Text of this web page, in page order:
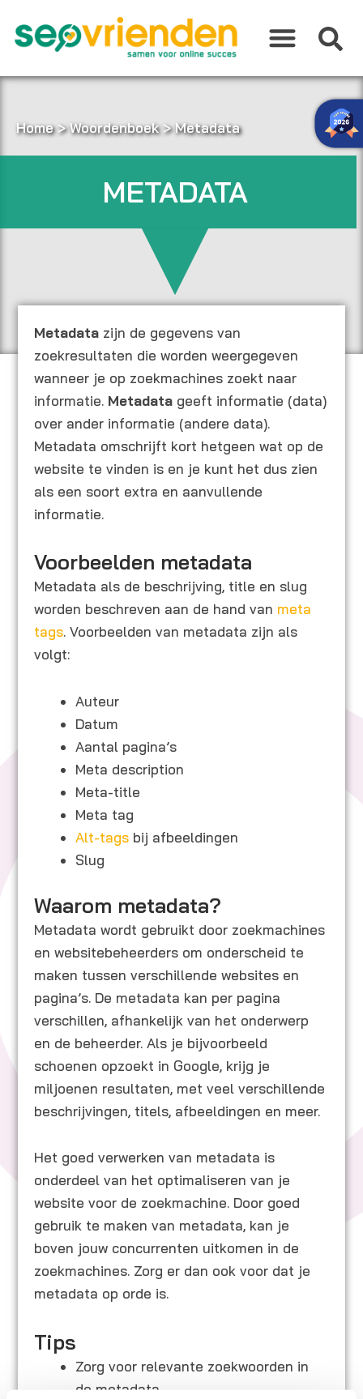
naar
inhoud
Home>Woordenboek>Metadata
METADATA
Metadata zijn de gegevens van
zoekresultaten die worden weergegeven
wanneer je op zoekmachines zoekt naar
informatie. Metadata geeft informatie (data)
over ander informatie (andere data).
Metadata omschrijft kort hetgeen wat op de
website te vinden is en je kunt het dus zien
als een soort extra en aanvullende
informatie.
Voorbeelden metadata
Metadata als de beschrijving, title en slug
worden beschreven aan de hand van meta
tags. Voorbeelden van metadata zijn als
volgt:
Auteur
Datum
Aantal pagina’s
Meta description
Meta-title
Meta tag
Alt-tags bij afbeeldingen
Slug
Waarom metadata?
Metadata wordt gebruikt door zoekmachines
en websitebeheerders om onderscheid te
maken tussen verschillende websites en
pagina’s. De metadata kan per pagina
verschillen, afhankelijk van het onderwerp
en de beheerder. Als je bijvoorbeeld
schoenen opzoekt in Google, krijg je
miljoenen resultaten, met veel verschillende
beschrijvingen, titels, afbeeldingen en meer.
Het goed verwerken van metadata is
onderdeel van het optimaliseren van je
website voor de zoekmachine. Door goed
gebruik te maken van metadata, kan je
boven jouw concurrenten uitkomen in de
zoekmachines. Zorg er dan ook voor dat je
metadata op orde is.
Tips
Zorg voor relevante zoekwoorden in
de metadata.